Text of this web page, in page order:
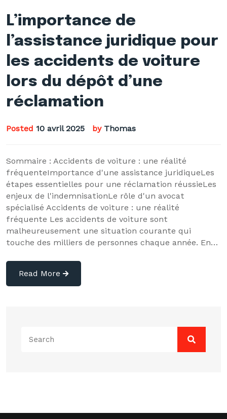
L’importance de
l’assistance juridique pour
les accidents de voiture
lors du dépôt d’une
réclamation
Posted 10 avril 2025 by Thomas
Sommaire : Accidents de voiture : une réalité
fréquenteImportance d'une assistance juridiqueLes
étapes essentielles pour une réclamation réussieLes
enjeux de l'indemnisationLe rôle d'un avocat
spécialisé Accidents de voiture : une réalité
fréquente Les accidents de voiture sont
malheureusement une situation courante qui
touche des milliers de personnes chaque année. En…
Read More
for: